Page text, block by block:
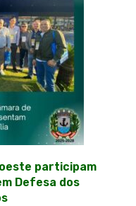
participam
Defesa dos